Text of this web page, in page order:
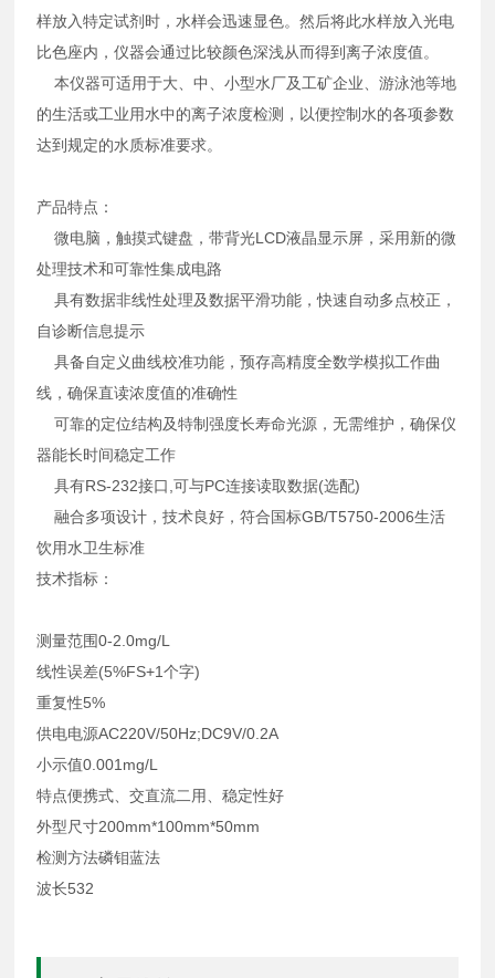
样放入特定试剂时，水样会迅速显色。然后将此水样放入光电
比色座内，仪器会通过比较颜色深浅从而得到离子浓度值。
本仪器可适用于大、中、小型水厂及工矿企业、游泳池等地
的生活或工业用水中的离子浓度检测，以便控制水的各项参数
达到规定的水质标准要求。
产品特点：
微电脑，触摸式键盘，带背光LCD液晶显示屏，采用新的微
处理技术和可靠性集成电路
具有数据非线性处理及数据平滑功能，快速自动多点校正，
自诊断信息提示
具备自定义曲线校准功能，预存高精度全数学模拟工作曲
线，确保直读浓度值的准确性
可靠的定位结构及特制强度长寿命光源，无需维护，确保仪
器能长时间稳定工作
具有RS-232接口,可与PC连接读取数据(选配)
融合多项设计，技术良好，符合国标GB/T5750-2006生活
饮用水卫生标准
技术指标：
测量范围0-2.0mg/L
线性误差(5%FS+1个字)
重复性5%
供电电源AC220V/50Hz;DC9V/0.2A
小示值0.001mg/L
特点便携式、交直流二用、稳定性好
外型尺寸200mm*100mm*50mm
检测方法磷钼蓝法
波长532